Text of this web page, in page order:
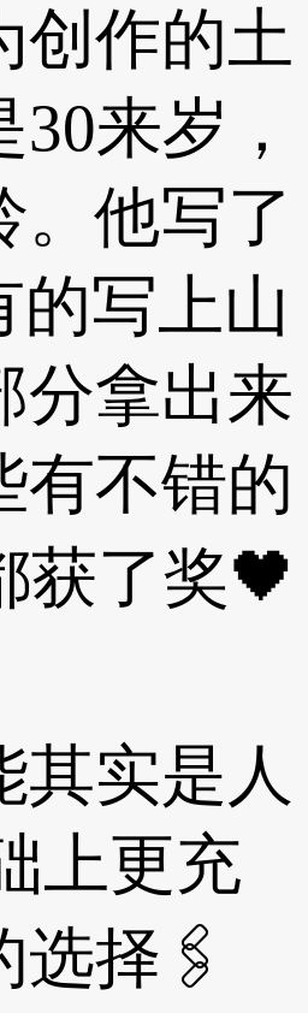
创作的土
来岁，
。他写了
的写上山
分拿出来
有不错的
获了奖🖤
实是人
上更充
选择🖇